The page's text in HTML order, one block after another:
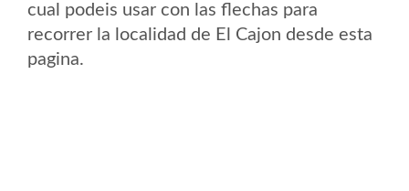
cual podeis usar con las flechas para
recorrer la localidad de El Cajon desde esta
pagina.